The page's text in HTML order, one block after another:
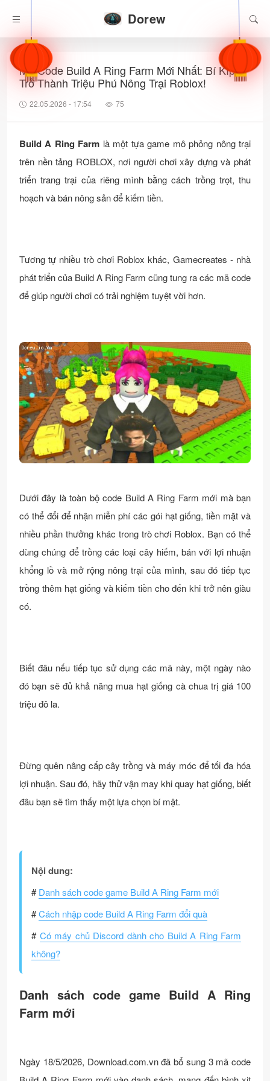
Dorew
Mã Code Build A Ring Farm Mới Nhất: Bí Kíp
Trở Thành Triệu Phú Nông Trại Roblox!
22.05.2026 - 17:54 75
Build A Ring Farm là một tựa game mô phỏng nông trại
trên nền tảng ROBLOX, nơi người chơi xây dựng và phát
triển trang trại của riêng mình bằng cách trồng trọt, thu
hoạch và bán nông sản để kiếm tiền.
Tương tự nhiều trò chơi Roblox khác, Gamecreates - nhà
phát triển của Build A Ring Farm cũng tung ra các mã code
để giúp người chơi có trải nghiệm tuyệt vời hơn.
Dưới đây là toàn bộ code Build A Ring Farm mới mà bạn
có thể đổi để nhận miễn phí các gói hạt giống, tiền mặt và
nhiều phần thưởng khác trong trò chơi Roblox. Bạn có thể
dùng chúng để trồng các loại cây hiếm, bán với lợi nhuận
khổng lồ và mở rộng nông trại của mình, sau đó tiếp tục
trồng thêm hạt giống và kiếm tiền cho đến khi trở nên giàu
có.
Biết đâu nếu tiếp tục sử dụng các mã này, một ngày nào
đó bạn sẽ đủ khả năng mua hạt giống cà chua trị giá 100
triệu đô la.
Đừng quên nâng cấp cây trồng và máy móc để tối đa hóa
lợi nhuận. Sau đó, hãy thử vận may khi quay hạt giống, biết
đâu bạn sẽ tìm thấy một lựa chọn bí mật.
Nội dung:
#Danh sách code game Build A Ring Farm mới
#Cách nhập code Build A Ring Farm đổi quà
# Có máy chủ Discord dành cho Build A Ring Farm
không?
Danh sách code game Build A Ring
Farm mới
Ngày 18/5/2026, Download.com.vn đã bổ sung 3 mã code